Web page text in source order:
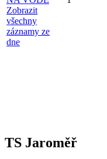
Zobrazit
všechny
záznamy ze
dne
TS Jaroměř